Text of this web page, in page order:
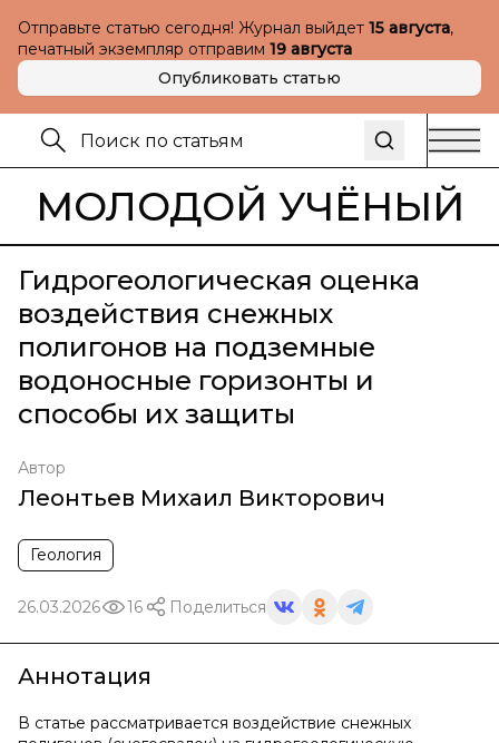
Отправьте статью сегодня! Журнал выйдет 15 августа,
печатный экземпляр отправим 19 августа
Опубликовать статью
МОЛОДОЙ УЧЁНЫЙ
Гидрогеологическая оценка
воздействия снежных
полигонов на подземные
водоносные горизонты и
способы их защиты
Автор
Леонтьев Михаил Викторович
Геология
26.03.2026 16 Поделиться
Аннотация
В статье рассматривается воздействие снежных